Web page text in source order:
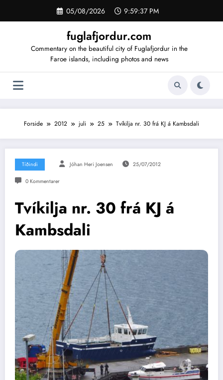
indhold
05/08/2026 9:59:37 PM
fuglafjordur.com
Commentary on the beautiful city of Fuglafjordur in the
Faroe islands, including photos and news
Forside 2012 juli 25 Tvíkilja nr. 30 frá KJ á Kambsdali
Tíðindi Jóhan Heri Joensen 25/07/2012
0 Kommentarer
Tvíkilja nr. 30 frá KJ á
Kambsdali